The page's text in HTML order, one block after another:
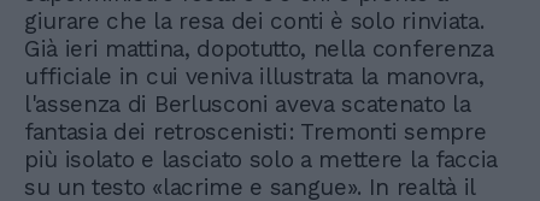
giurare che la resa dei conti è solo rinviata.
Già ieri mattina, dopotutto, nella conferenza
ufficiale in cui veniva illustrata la manovra,
l'assenza di Berlusconi aveva scatenato la
fantasia dei retroscenisti: Tremonti sempre
più isolato e lasciato solo a mettere la faccia
su un testo «lacrime e sangue». In realtà il